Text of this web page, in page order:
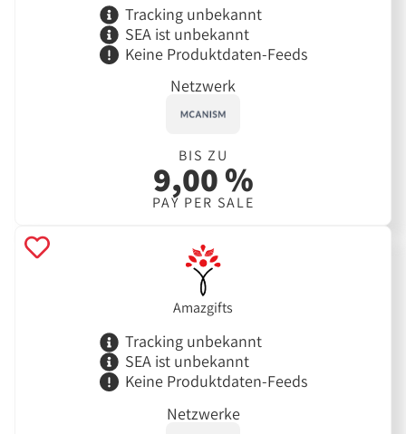
Tracking unbekannt
SEA ist unbekannt
Keine Produktdaten-Feeds
Netzwerk
BIS ZU
9,00 %
PAY PER SALE
Amazgifts
Tracking unbekannt
SEA ist unbekannt
Keine Produktdaten-Feeds
Netzwerke